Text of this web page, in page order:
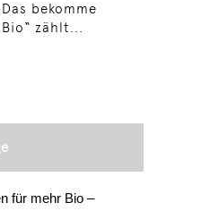
bekomme
zählt...
für mehr Bio –